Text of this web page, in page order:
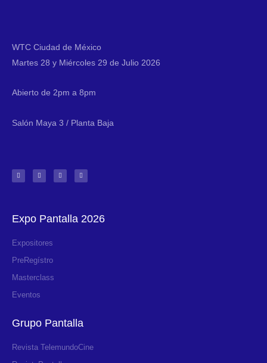
WTC Ciudad de México
Martes 28 y Miércoles 29 de Julio 2026
Abierto de 2pm a 8pm
Salón Maya 3 / Planta Baja
Expo Pantalla 2026
Expositores
PreRegístro
Masterclass
Eventos
Grupo Pantalla
Revista TelemundoCine